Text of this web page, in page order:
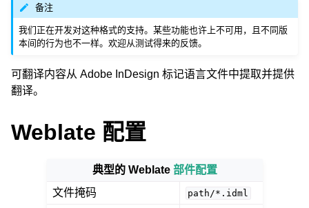
备注
我们正在开发对这种格式的支持。某些功能也许上不可用，且不同版
本间的行为也不一样。欢迎从测试得来的反馈。
可翻译内容从 Adobe InDesign 标记语言文件中提取并提供
翻译。
Weblate 配置
典型的 Weblate 部件配置
文件掩码
path/*.idml